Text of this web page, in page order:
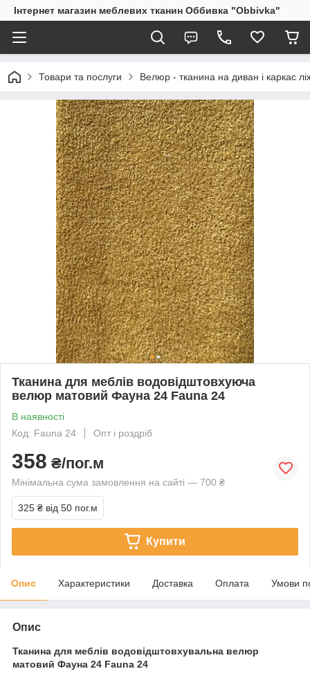
Інтернет магазин меблевих тканин Оббивка "Obbivka"
Товари та послуги Велюр - тканина на диван і каркас
Тканина для меблів водовідштовхуюча
велюр матовий Фауна 24 Fauna 24
В наявності
Код: Fauna 24
Опт і роздріб
358 ₴/пог.м
Мінімальна сума замовлення на сайті — 700 ₴
325 ₴ від 50 пог.м
Купити
Опис Характеристики Доставка Оплата Умови
Опис
Тканина для меблів водовідштовхувальна велюр
матовий Фауна 24 Fauna 24